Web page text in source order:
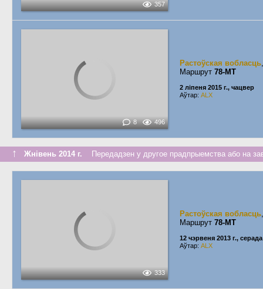
357
8 496
Растоўская вобласць
Маршрут 78-МТ
2 ліпеня 2015 г., чацвер
Аўтар: ALX
↑ Жнівень 2014 г. Передадзен у другое прадпрыемства або на
333
Растоўская вобласць
Маршрут 78-МТ
12 чэрвеня 2013 г., серада
Аўтар: ALX